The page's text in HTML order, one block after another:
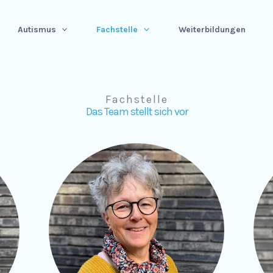
Autismus Fachstelle Weiterbildungen
Fachstelle
Das Team stellt sich vor